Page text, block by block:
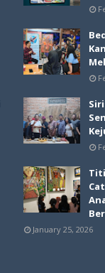
January 25, 2026